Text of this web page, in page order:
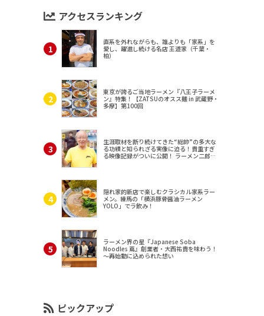
アクセスランキング
直系を外れながらも、誰よりも「家系」を
愛し、躍進し続ける名店 王道家（千葉・
柏）
東京が誇るご当地ラーメン『八王子ラーメ
ン』特集！【ZATSUのオスス麺 in 武蔵野・
多摩】第100回
生涯取材を断り続けてきた“総帥”の多大な
る功績と知られざる実像に迫る！貴重すぎ
る映像記録がついに公開！ ラーメン二郎
隠れ家的新店で楽しむクラシカル家系ラー
メン。練馬の「横浜豚骨醤油ラーメン
YOLO」でラ飲み！
ラーメン界の星『Japanese Soba
Noodles 蔦』創業者・大西祐貴を味わう！
～再始動に込められた想い
ピックアップ